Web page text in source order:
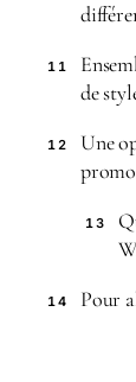
11
de
12
Une
13
14 Pour